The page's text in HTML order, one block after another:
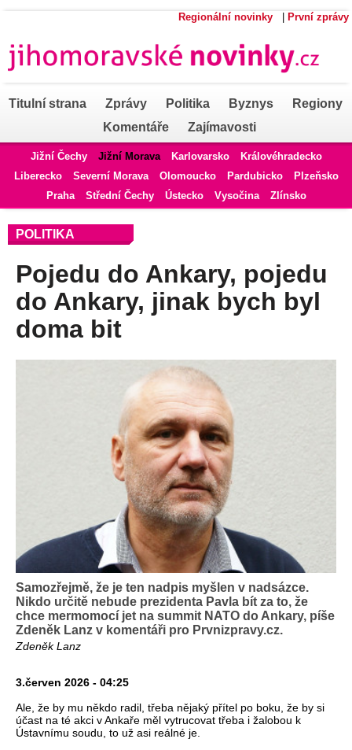
Regionální novinky První zprávy
Titulní strana Zprávy Politika Byznys
Regiony
Komentáře
Zajímavosti
Jižní Čechy Jižní Morava Karlovarsko
Královéhradecko
Liberecko
Severní Morava Olomoucko Pardubicko
Plzeňsko
Praha
Střední Čechy Ústecko Vysočina Zlínsko
POLITIKA
Pojedu do Ankary, pojedu
do Ankary, jinak bych byl
doma bit
Samozřejmě, že je ten nadpis myšlen v nadsázce.
Nikdo určitě nebude prezidenta Pavla bít za to, že
chce mermomocí jet na summit NATO do Ankary, píše
Zdeněk Lanz v komentáři pro Prvnizpravy.cz.
Zdeněk Lanz
3.červen 2026 - 04:25
Ale, že by mu někdo radil, třeba nějaký přítel po boku, že by si
účast na té akci v Ankaře měl vytrucovat třeba i žalobou k
Ústavnímu soudu, to už asi reálné je.